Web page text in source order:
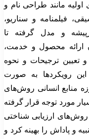
مانند طراحی نام و
فیلمنامه و سناریو،
و مدل گرفته تا
ارائه محصول و خدمت،
ترجیحات و نحوه
رویکردها به صورت
منابع انسانی روش‌های
مورد توجه قرار گرفته
ارزیابی شناختی
و پاداش را بهینه کرد و